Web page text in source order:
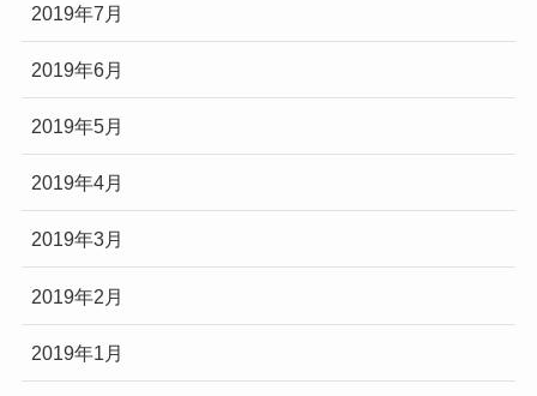
2019年7月
2019年6月
2019年5月
2019年4月
2019年3月
2019年2月
2019年1月